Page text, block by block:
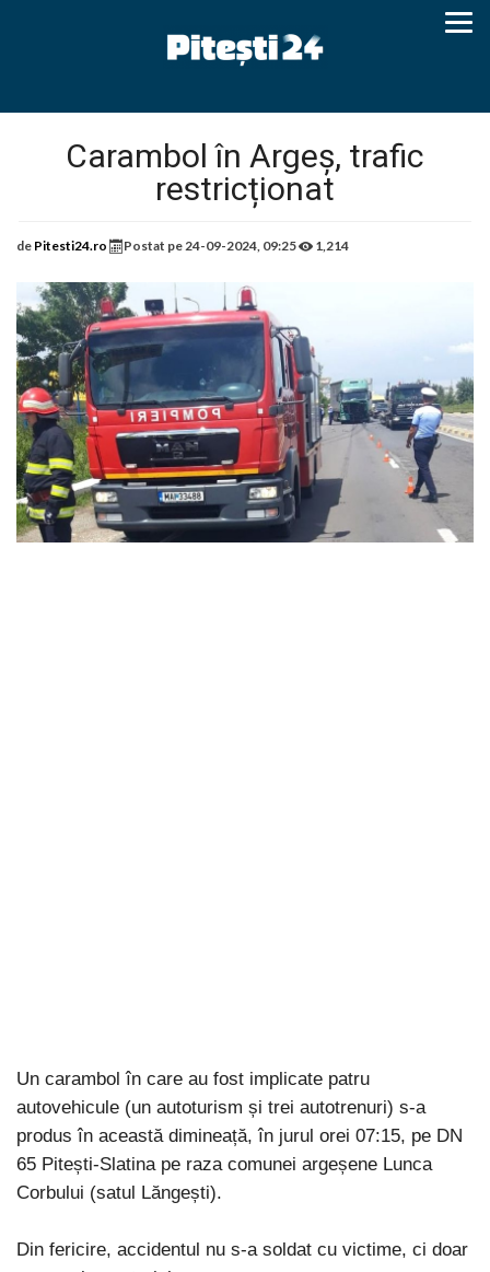
Carambol în Argeș, trafic
restricționat
de Pitesti24.ro Postat pe24-09-2024, 09:25 1,214
Un carambol în care au fost implicate patru
autovehicule (un autoturism și trei autotrenuri) s-a
produs în această dimineață, în jurul orei 07:15, pe DN
65 Pitești-Slatina pe raza comunei argeșene Lunca
Corbului (satul Lăngești).
Din fericire, accidentul nu s-a soldat cu victime, ci doar